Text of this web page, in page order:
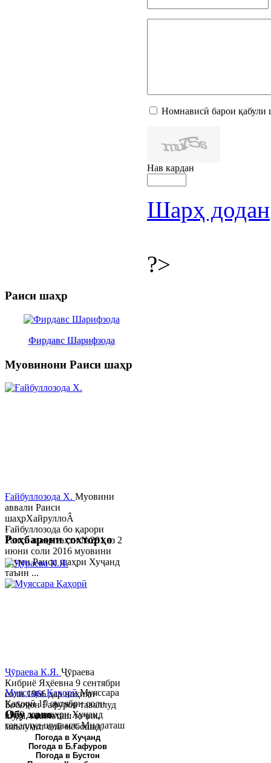
Номнависӣ барои қабули
Нав кардан
Шарҳ додан
?>
Раиси шаҳр
Фирдавс Шарифзода
Муовинони Раиси шаҳр
Ғайбуллозода Х. Муовини
аввали Раиси
шаҳрХайруллоÂ
Ғайбуллозода бо қарори
Раиси шаҳр таҳти №281 аз 2
июни соли 2016 муовини
якуми Раиси шаҳри Хуҷанд
таъин ...
Муяссара ҚаҳорӣМуяссара
Қаҳорӣ 15 октябри соли
1979 дар шаҳри Хуҷанд
таваллуд шудааст. Миллаташ
тоҷик. Маълумот олӣ. Соли
2002 Донишгоҳи давлатии
Хуҷанд ба...
Роҳбарони сохторҳо
Ҷӯраева К.Я. Ҷӯраева
Кибриё Яҳёевна 9 сентябри
соли 1966 дар ноҳияи
Бобоҷон Ғафуров таваллуд
шуда, миллаташ тоҷик,
маълумот олӣ мебошад.
Соли 1997 Донишг...
Обу хаво
Погода в Хуҷанд
Погода в Б.Ғафуров
Погода в Бустон